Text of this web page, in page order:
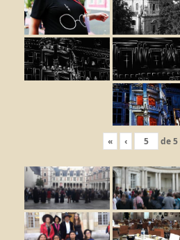
« ‹ de5